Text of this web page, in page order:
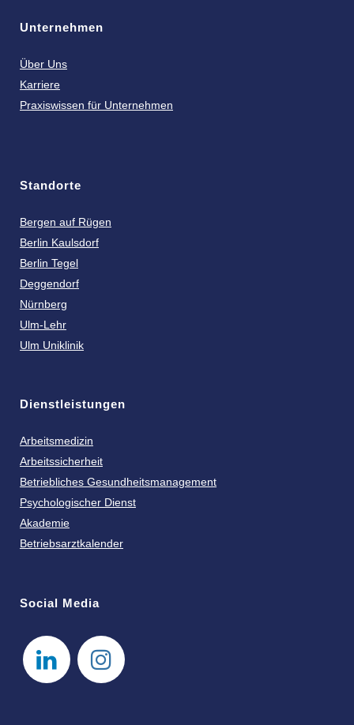
Unternehmen
Über Uns
Karriere
Praxiswissen für Unternehmen
Standorte
Bergen auf Rügen
Berlin Kaulsdorf
Berlin Tegel
Deggendorf
Nürnberg
Ulm-Lehr
Ulm Uniklinik
Dienstleistungen
Arbeitsmedizin
Arbeitssicherheit
Betriebliches Gesundheitsmanagement
Psychologischer Dienst
Akademie
Betriebsarztkalender
Social Media